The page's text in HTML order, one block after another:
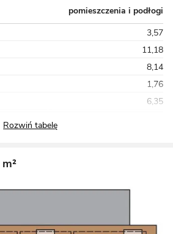
pomieszczenia i podłogi
3,57
11,18
8,14
1,76
6,35